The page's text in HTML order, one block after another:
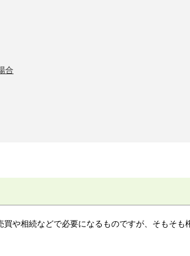
合
や相続などで必要になるものですが、そもそも